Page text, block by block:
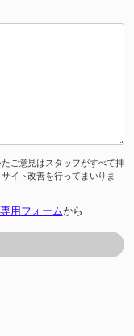
ご意見はスタッフがすべて拝
イト改善を行ってまいりま
用フォームから